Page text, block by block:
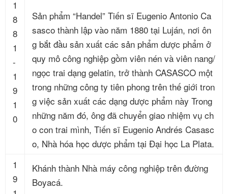
1
8
8
1
-
1
9
1
0
Sản phẩm “Handel” Tiến sĩ Eugenio Antonio Ca
sasco thành lập vào năm 1880 tại Luján, nơi ôn
g bắt đầu sản xuất các sản phẩm dược phẩm ở
quy mô công nghiệp gồm viên nén và viên nang/
ngọc trai dạng gelatin, trở thành CASASCO một
trong những công ty tiên phong trên thế giới tron
g việc sản xuất các dạng dược phẩm này Trong
những năm đó, ông đã chuyển giao nhiệm vụ ch
o con trai mình, Tiến sĩ Eugenio Andrés Casasc
o, Nhà hóa học dược phẩm tại Đại học La Plata.
1
9
Khánh thành Nhà máy công nghiệp trên đường
Boyacá.